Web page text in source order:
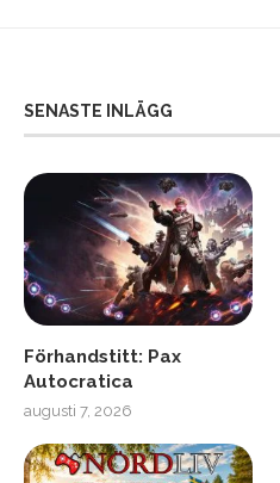
SENASTE INLÄGG
Förhandstitt: Pax
Autocratica
augusti 7, 2026